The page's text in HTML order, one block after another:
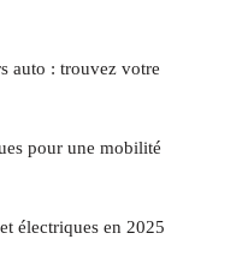
auto : trouvez votre
pour une mobilité
électriques en 2025